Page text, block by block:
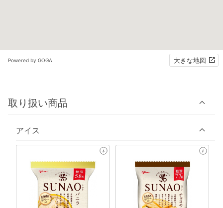
Powered by GOGA 大きな地図
取り扱い商品
アイス